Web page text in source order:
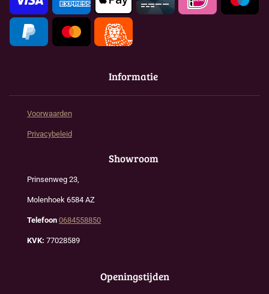
Informatie
Voorwaarden
Privacybeleid
Showroom
Prinsenweg 23,
Molenhoek 6584 AZ
Telefoon 0684558850
KVK: 77028589
Openingstijden